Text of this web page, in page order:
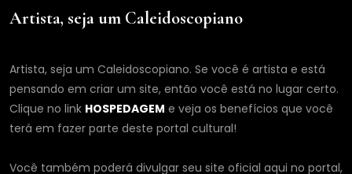
Artista, seja um Caleidoscopiano
Artista, seja um Caleidoscopiano. Se você é artista e está
pensando em criar um site, então você está no lugar certo.
Clique no link HOSPEDAGEM e veja os benefícios que você
terá em fazer parte deste portal cultural!
Você também poderá divulgar seu site oficial aqui no portal,